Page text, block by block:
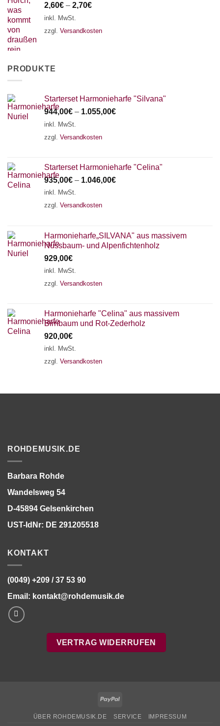
2,60€ – 2,70€
inkl. MwSt.
zzgl. Versandkosten
PRODUKTE
Starterset Harmonieharfe "Silvana"
944,00€ – 1.055,00€
inkl. MwSt.
zzgl. Versandkosten
Starterset Harmonieharfe "Celina"
935,00€ – 1.046,00€
inkl. MwSt.
zzgl. Versandkosten
Harmonieharfe„SILVANA" aus massivem
Nussbaum- und Alpenfichtenholz
929,00€
inkl. MwSt.
zzgl. Versandkosten
Harmonieharfe "Celina" aus massivem
Birnbaum und Rot-Zederholz
920,00€
inkl. MwSt.
zzgl. Versandkosten
ROHDEMUSIK.DE
Barbara Rohde
Wandelsweg 54
D-45894 Gelsenkirchen
UST-IdNr: DE 291205518
KONTAKT
(0049) +209 / 37 53 90
Email: kontakt@rohdemusik.de
VERTRAG WIDERRUFEN
PayPal
ÜBER ROHDEMUSIK.DE SERVICE IMPRESSUM